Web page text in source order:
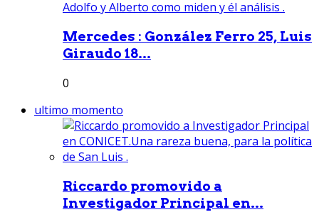
Mercedes : González Ferro 25, Luis
Giraudo 18...
0
ultimo momento
Riccardo promovido a
Investigador Principal en...